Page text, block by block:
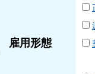
雇用形態